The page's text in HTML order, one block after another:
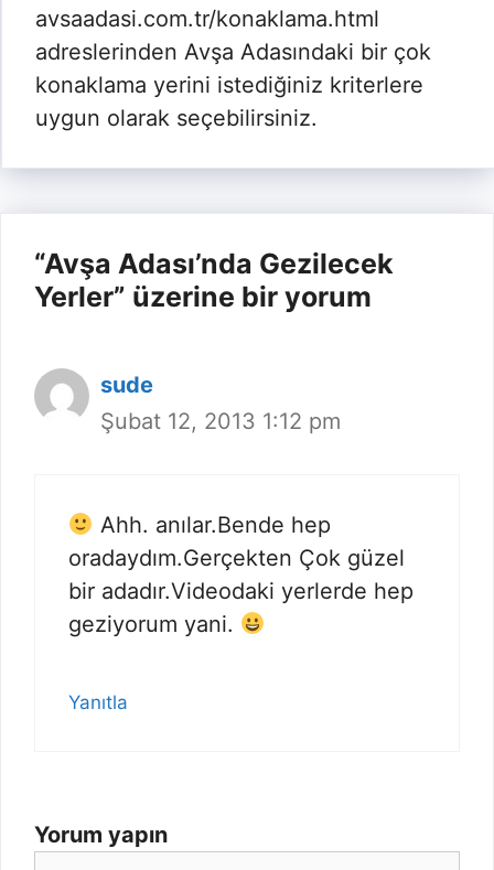
avsaadasi.com.tr/konaklama.html
adreslerinden Avşa Adasındaki bir çok
konaklama yerini istediğiniz kriterlere
uygun olarak seçebilirsiniz.
“Avşa Adası’nda Gezilecek
Yerler” üzerine bir yorum
sude
Şubat 12, 2013 1:12 pm
Ahh. anılar.Bende hep
oradaydım.Gerçekten Çok güzel
bir adadır.Videodaki yerlerde hep
geziyorum yani.
Yanıtla
Yorum yapın